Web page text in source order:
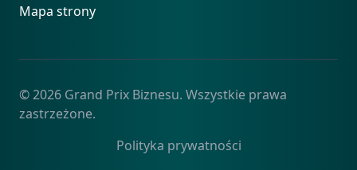
Mapa strony
© 2026 Grand Prix Biznesu. Wszystkie prawa
zastrzeżone.
Polityka prywatności